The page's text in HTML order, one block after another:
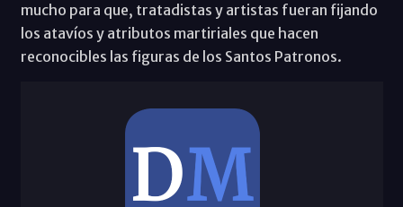
mucho para que, tratadistas y artistas fueran fijando
los atavíos y atributos martiriales que hacen
reconocibles las figuras de los Santos Patronos.